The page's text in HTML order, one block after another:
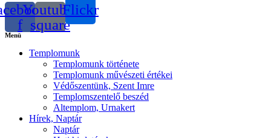
f
Youtube-
square
Flickr
Menü
Templomunk
Templomunk története
Templomunk művészeti értékei
Védőszentünk, Szent Imre
Templomszentelő beszéd
Altemplom, Urnakert
Hírek, Naptár
Naptár